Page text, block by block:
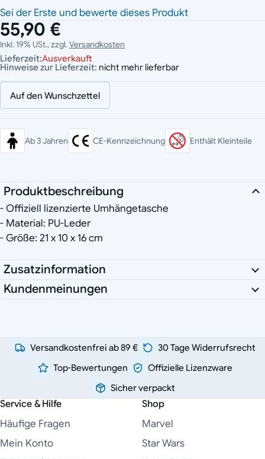
Sei der Erste und bewerte dieses Produkt
55,90 €
Inkl. 19% USt., zzgl.Versandkosten
Lieferzeit:Ausverkauft
Hinweise zur Lieferzeit: nicht mehr lieferbar
Auf den Wunschzettel
Ab 3 Jahren CE-Kennzeichnung Enthält Kleinteile
Produktbeschreibung
- Offiziell lizenzierte Umhängetasche
- Material: PU-Leder
- Größe: 21 x 10 x 16 cm
Zusatzinformation
Kundenmeinungen
Versandkostenfrei ab 89 €
30 Tage Widerrufsrecht
Top-Bewertungen
Offizielle Lizenzware
Sicher verpackt
Service & Hilfe
Häufige Fragen
Mein Konto
Shop
Marvel
Star Wars